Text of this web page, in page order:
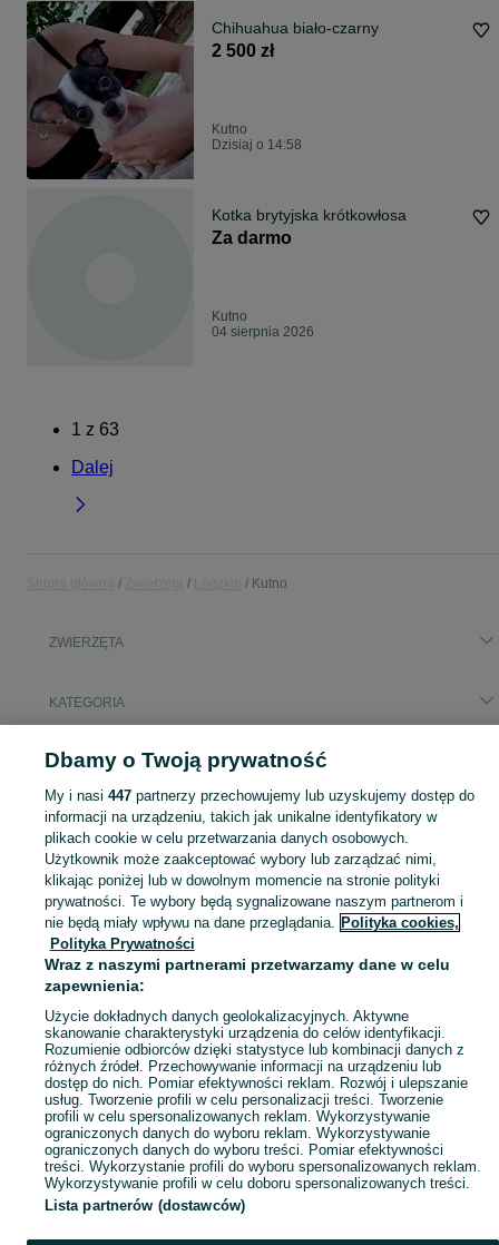
Chihuahua biało-czarny
2 500 zł
Kutno
Dzisiaj o 14:58
Kotka brytyjska krótkowłosa
Za darmo
Kutno
04 sierpnia 2026
1 z 63
Dalej
Kutno
ZWIERZĘTA
KATEGORIA
Popularne wyszukiwania
Szukasz zwierzaka lub czegoś dla niego? ▶️ Przeglądaj kategorię Zwierzęta na OLX Kutno i znajdź to, czego potrzebujesz w atrakcyjnych cenach!
Mapa kategorii
Mapa miejscowości
Mapa ministron
Popularne wyszukiwania
Dbamy o Twoją prywatność
My i nasi 447partnerzy przechowujemy lub uzyskujemy dostęp do
informacji na urządzeniu, takich jak unikalne identyfikatory w
plikach cookie w celu przetwarzania danych osobowych.
Użytkownik może zaakceptować wybory lub zarządzać nimi,
klikając poniżej lub w dowolnym momencie na stronie polityki
prywatności. Te wybory będą sygnalizowane naszym partnerom i
nie będą miały wpływu na dane przeglądania. Polityka cookies,
Polityka Prywatności
Wraz z naszymi partnerami przetwarzamy dane w celu
zapewnienia:
Użycie dokładnych danych geolokalizacyjnych. Aktywne
skanowanie charakterystyki urządzenia do celów identyfikacji.
Rozumienie odbiorców dzięki statystyce lub kombinacji danych z
różnych źródeł. Przechowywanie informacji na urządzeniu lub
dostęp do nich. Pomiar efektywności reklam. Rozwój i ulepszanie
usług. Tworzenie profili w celu personalizacji treści. Tworzenie
profili w celu spersonalizowanych reklam. Wykorzystywanie
ograniczonych danych do wyboru reklam. Wykorzystywanie
ograniczonych danych do wyboru treści. Pomiar efektywności
treści. Wykorzystanie profili do wyboru spersonalizowanych reklam.
Wykorzystywanie profili w celu doboru spersonalizowanych treści.
Lista partnerów (dostawców)